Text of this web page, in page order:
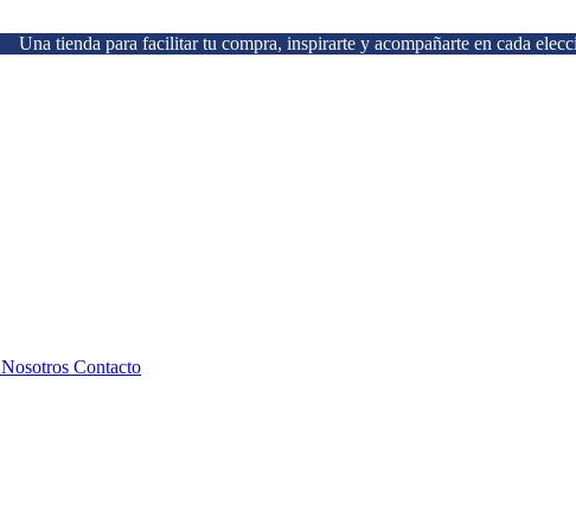
Una tienda para facilitar tu compra, inspirarte y acompañarte en cada
Nosotros Contacto